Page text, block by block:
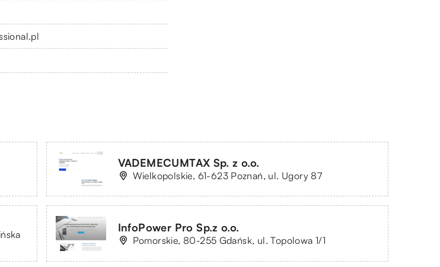
VADEMECUMTAX Sp. z o.o.
Wielkopolskie, 61-623 Poznań, ul. Ugory 87
InfoPower Pro Sp.z o.o.
Pomorskie, 80-255 Gdańsk, ul. Topolowa 1/1